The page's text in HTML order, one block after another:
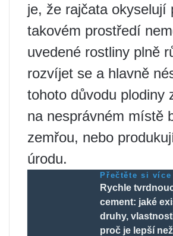
je, že rajčata okyselují
takovém prostředí
uvedené rostliny plně
rozvíjet se a hlavně
tohoto důvodu plodiny
na nesprávném místě
zemřou, nebo
úrodu.
Přečtěte si více
Rychle
cement: jaké
druhy,
proč je lepší než